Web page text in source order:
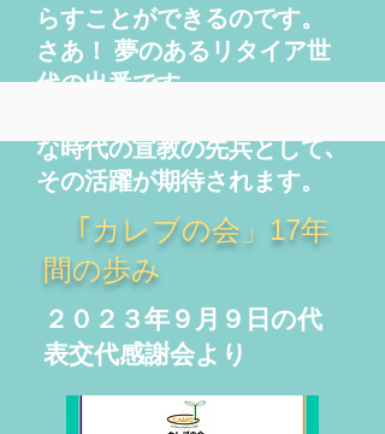
らすことができるのです。
さあ！ 夢のあるリタイア世
代の出番です。
な時代の宣教の先兵として､
その活躍が期待されます。
｢カレブの会」17年
間の歩み
２０２３年９月９日の代
表交代感謝会より